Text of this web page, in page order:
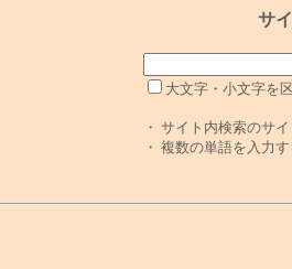
サ
大文字・小文字を
・ サイト内検索のサ
・ 複数の単語を入力